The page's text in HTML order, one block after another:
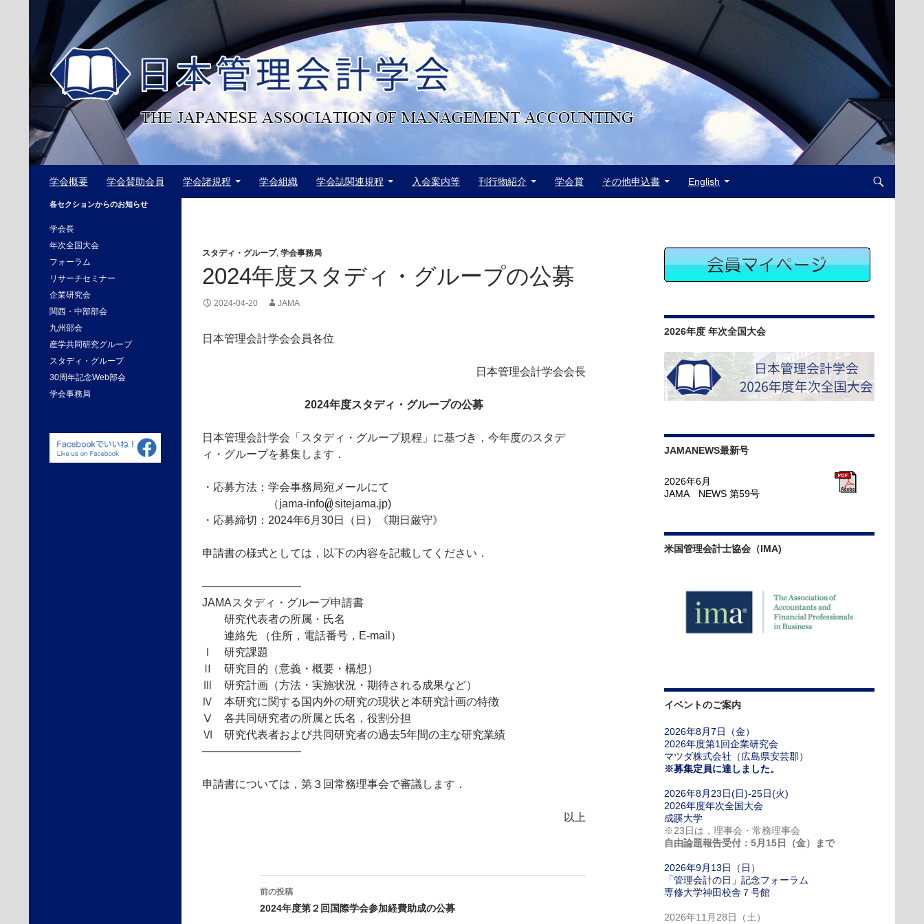
日本管理会計学会
学会概要 学会賛助会員 学会諸規程 学会組織 学会誌関連規程 入会案内等 刊行物紹介 学会賞 その他申込書 English
スタディ・グループ, 学会事務局
2024年度スタディ・グループの公募
2024-04-20 JAMA
日本管理会計学会会員各位
日本管理会計学会会長
2024年度スタディ・グループの公募
日本管理会計学会「スタディ・グループ規程」に基づき，今年度のスタデ
ィ・グループを募集します．
・応募方法：学会事務局宛メールにて
（jama-info
sitejama.jp)
・応募締切：2024年6月30日（日）《期日厳守》
申請書の様式としては，以下の内容を記載してください．
—————————
JAMAスタディ・グループ申請書
研究代表者の所属・氏名
連絡先 （住所，電話番号，E-mail）
Ⅰ 研究課題
Ⅱ 研究目的（意義・概要・構想）
Ⅲ 研究計画（方法・実施状況・期待される成果など）
Ⅳ 本研究に関する国内外の研究の現状と本研究計画の特徴
Ⅴ 各共同研究者の所属と氏名，役割分担
Ⅵ 研究代表者および共同研究者の過去5年間の主な研究業績
—————————
申請書については，第３回常務理事会で審議します．
以上
稿
ナ
前の投稿
2024年度第２回国際学会参加経費助成の公募
2026年度 年次全国大会
JAMANEWS最新号
2026年6月
JAMA NEWS 第59号
米国管理会計士協会（IMA)
イベントのご案内
2026年8月7日（金）
2026年度第1回企業研究会
マツダ株式会社（広島県安芸郡）
※募集定員に達しました。
2026年8月23日(日)-25日(火)
2026年度年次全国大会
成蹊大学
※23日は，理事会・常務理事会
自由論題報告受付：5月15日（金）まで
2026年9月13日（日）
「管理会計の日」記念フォーラム
専修大学神田校舎７号館
2026年11月28日（土）
The Japanese Association of
各セクションからのお知らせ
学会長
年次全国大会
フォーラム
リサーチセミナー
企業研究会
関西・中部部会
九州部会
産学共同研究グループ
スタディ・グループ
30周年記念Web部会
学会事務局